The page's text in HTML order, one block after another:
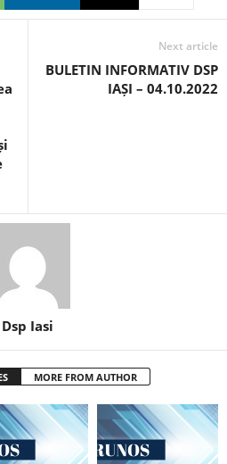
Next article
BULETIN INFORMATIV DSP
IAȘI – 04.10.2022
Dsp Iasi
MORE FROM AUTHOR